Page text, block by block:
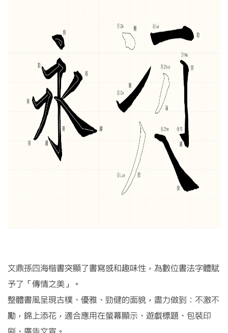
文鼎孫四海楷書突顯了書寫感和趣味性，為數位書法字體賦
予了「傳情之美」。
整體書風呈現古樸、優雅、勁健的面貌，盡力做到：不激不
勵，錦上添花，適合應用在螢幕顯示、遊戲標題、包裝印